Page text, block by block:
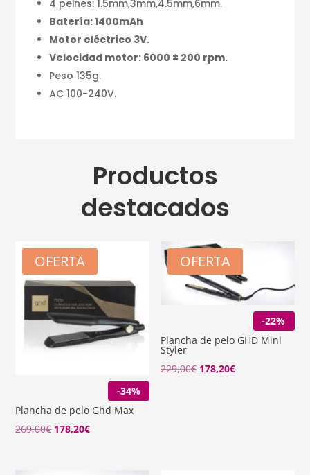
4 peines: 1.5mm,3mm,4.5mm,6mm.
Batería: 1400mAh
Motor eléctrico 3V.
Velocidad motor: 6000 ± 200 rpm.
Peso 135g.
AC 100-240V.
Productos
destacados
OFERTA
-34%
Plancha de pelo Ghd Max
269,00€ El
178,20€El
OFERTA
-22%
Plancha de pelo GHD Mini
Styler
229,00€ El
178,20€El